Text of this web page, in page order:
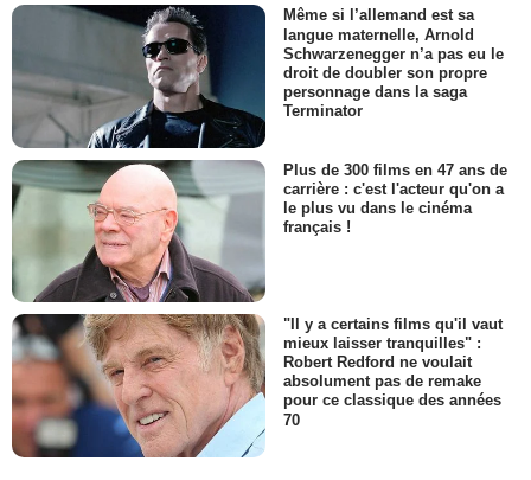
Même si l’allemand est sa
langue maternelle, Arnold
Schwarzenegger n’a pas eu le
droit de doubler son propre
personnage dans la saga
Terminator
Plus de 300 films en 47 ans de
carrière : c'est l'acteur qu'on a
le plus vu dans le cinéma
français !
"Il y a certains films qu'il vaut
mieux laisser tranquilles" :
Robert Redford ne voulait
absolument pas de remake
pour ce classique des années
70